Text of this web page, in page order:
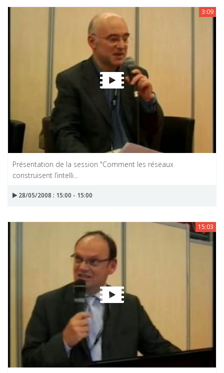
3:09
Présentation de la session "Comment les réseaux
construisent l’intelli...
28/05/2008 : 15:00 - 15:00
15:03